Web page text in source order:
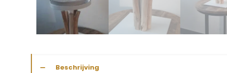
Beschrijving